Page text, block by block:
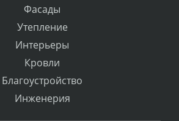
Фасады
Утепление
Интерьеры
Кровли
Благоустройство
Инженерия